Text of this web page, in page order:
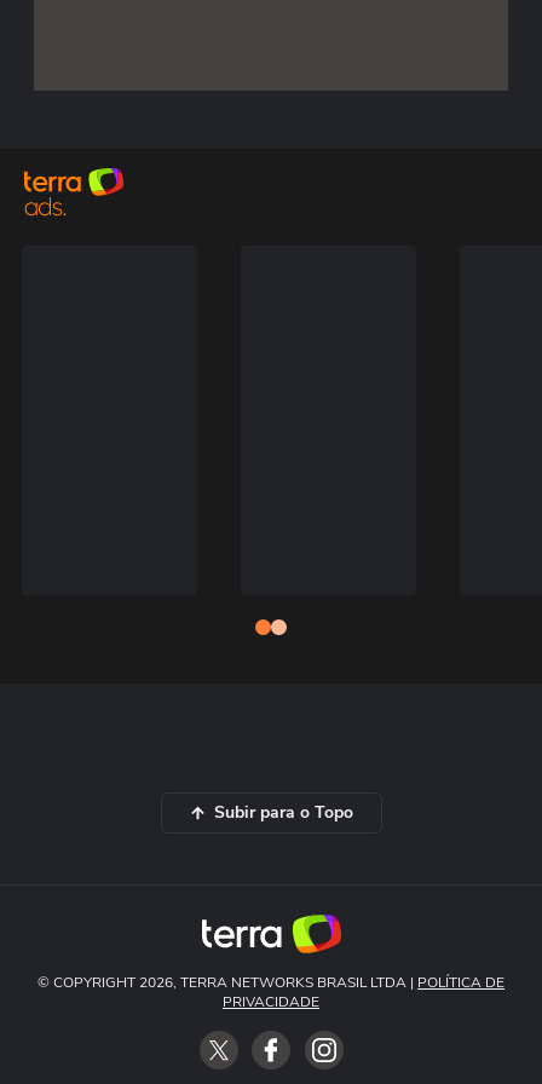
Subir para o Topo
© COPYRIGHT 2026, TERRA NETWORKS BRASIL LTDA | POLÍTICA DE
PRIVACIDADE